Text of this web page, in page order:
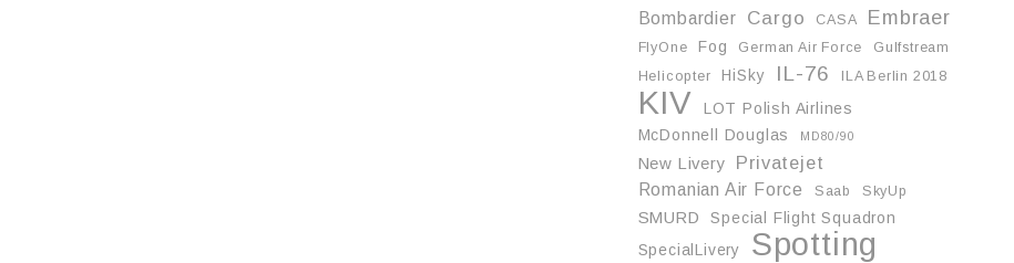
Bombardier Cargo CASA Embraer
FlyOne Fog German Air Force
Gulfstream
Helicopter
HiSky IL-76 ILA Berlin 2018
KIV
LOT Polish Airlines
McDonnell Douglas
MD80/90
New Livery Privatejet
Romanian Air Force Saab SkyUp
SMURD
Special Flight Squadron
SpecialLivery
Spotting